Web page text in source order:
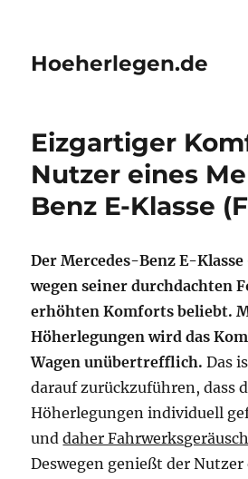
Hoeherlegen.de
Eizgartiger
Nutzer eines
Benz E-Klasse
Der Mercedes-Benz E-
wegen seiner durchdachten
erhöhten Komforts beliebt.
Höherlegungen wird das
Wagen unübertrefflich. Das
darauf zurückzuführen, dass
Höherlegungen individuell
unddaher
Deswegen genießt der